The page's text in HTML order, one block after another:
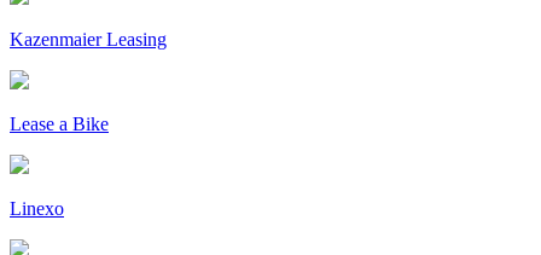
Kazenmaier Leasing
Lease a Bike
Linexo